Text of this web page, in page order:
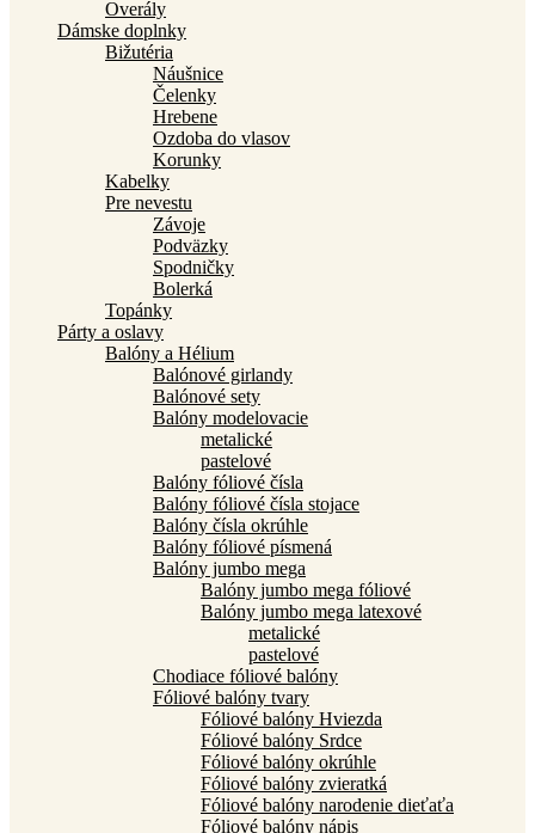
Overály
Dámske doplnky
Bižutéria
Náušnice
Čelenky
Hrebene
Ozdoba do vlasov
Korunky
Kabelky
Pre nevestu
Závoje
Podväzky
Spodničky
Bolerká
Topánky
Párty a oslavy
Balóny a Hélium
Balónové girlandy
Balónové sety
Balóny modelovacie
metalické
pastelové
Balóny fóliové čísla
Balóny fóliové čísla stojace
Balóny čísla okrúhle
Balóny fóliové písmená
Balóny jumbo mega
Balóny jumbo mega fóliové
Balóny jumbo mega latexové
metalické
pastelové
Chodiace fóliové balóny
Fóliové balóny tvary
Fóliové balóny Hviezda
Fóliové balóny Srdce
Fóliové balóny okrúhle
Fóliové balóny zvieratká
Fóliové balóny narodenie dieťaťa
Fóliové balóny nápis